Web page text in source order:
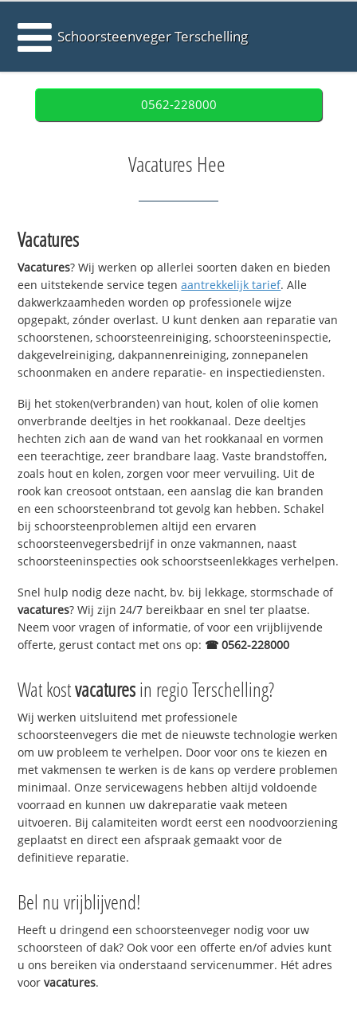
Schoorsteenveger Terschelling
0562-228000
Vacatures Hee
Vacatures
Vacatures? Wij werken op allerlei soorten daken en bieden
een uitstekende service tegenaantrekkelijk tarief. Alle
dakwerkzaamheden worden op professionele wijze
opgepakt, zónder overlast. U kunt denken aan reparatie van
schoorstenen, schoorsteenreiniging, schoorsteeninspectie,
dakgevelreiniging, dakpannenreiniging, zonnepanelen
schoonmaken en andere reparatie- en inspectiediensten.
Bij het stoken(verbranden) van hout, kolen of olie komen
onverbrande deeltjes in het rookkanaal. Deze deeltjes
hechten zich aan de wand van het rookkanaal en vormen
een teerachtige, zeer brandbare laag. Vaste brandstoffen,
zoals hout en kolen, zorgen voor meer vervuiling. Uit de
rook kan creosoot ontstaan, een aanslag die kan branden
en een schoorsteenbrand tot gevolg kan hebben. Schakel
bij schoorsteenproblemen altijd een ervaren
schoorsteenvegersbedrijf in onze vakmannen, naast
schoorsteeninspecties ook schoorstseenlekkages verhelpen.
Snel hulp nodig deze nacht, bv. bij lekkage, stormschade of
vacatures? Wij zijn 24/7 bereikbaar en snel ter plaatse.
Neem voor vragen of informatie, of voor een vrijblijvende
offerte, gerust contact met ons op: ☎ 0562-228000
Wat kostvacaturesin regio Terschelling?
Wij werken uitsluitend met professionele
schoorsteenvegers die met de nieuwste technologie werken
om uw probleem te verhelpen. Door voor ons te kiezen en
met vakmensen te werken is de kans op verdere problemen
minimaal. Onze servicewagens hebben altijd voldoende
voorraad en kunnen uw dakreparatie vaak meteen
uitvoeren. Bij calamiteiten wordt eerst een noodvoorziening
geplaatst en direct een afspraak gemaakt voor de
definitieve reparatie.
Bel nu vrijblijvend!
Heeft u dringend een schoorsteenveger nodig voor uw
schoorsteen of dak? Ook voor een offerte en/of advies kunt
u ons bereiken via onderstaand servicenummer. Hét adres
voorvacatures.